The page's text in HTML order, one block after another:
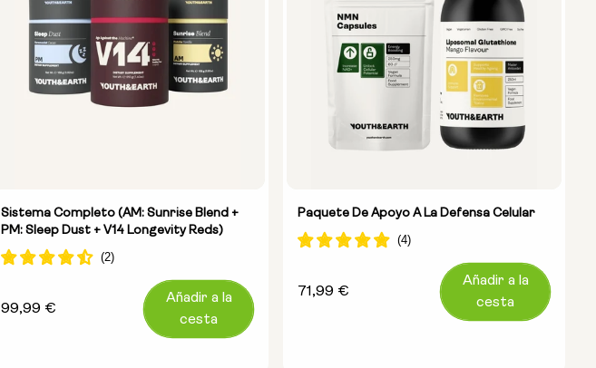
Sistema Completo (AM: Sunrise Blend +
PM: Sleep Dust + V14 Longevity Reds)
Precio
99,99 €
Añadir a la
cesta
Paquete De Apoyo A La Defensa Celular
Precio
71,99 €
Añadir a la
cesta